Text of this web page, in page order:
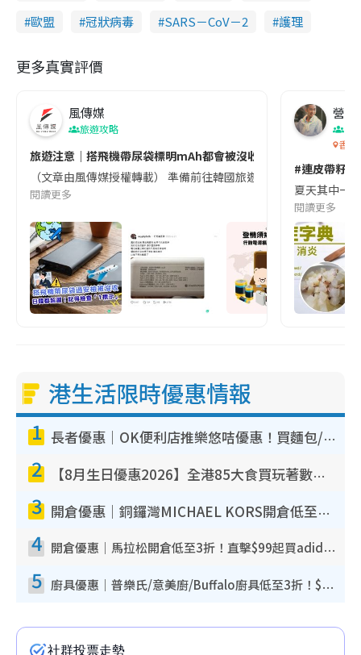
歐盟
冠狀病毒 SARS－CoV－2 護理
更多真實評價
風傳媒
旅遊攻略
旅遊注意｜搭飛機帶尿袋標明mAh都會被沒收😱出發前切記檢查
（文章由風傳媒授權轉載） 準備前往韓國旅遊的民眾，近期要
閱讀更多
營養
香港
#連皮帶籽
夏天其中一
閱讀更多
港生活限時優惠情報
1 長者優惠｜OK便利店推樂悠咭優惠！買麵包/牛奶/保健品拍卡即減
2 【8月生日優惠2026】全港85大食買玩著數攻略 自助餐/火鍋放題同行免費＋誠品/DONKI送現金券
3 開倉優惠｜銅鑼灣MICHAEL KORS開倉低至17折！直擊$500起買手袋/銀包/鞋款 必買經典Jet Set系列
4 開倉優惠｜馬拉松開倉低至3折！直擊$99起買adidas／New Balance／Puma鞋款 STANLEY保溫杯劈價至$119起
5 廚具優惠｜普樂氏/意美廚/Buffalo廚具低至3折！$89起買煎鍋／炒鑊／個人鍋 同場小家電激減至$99起